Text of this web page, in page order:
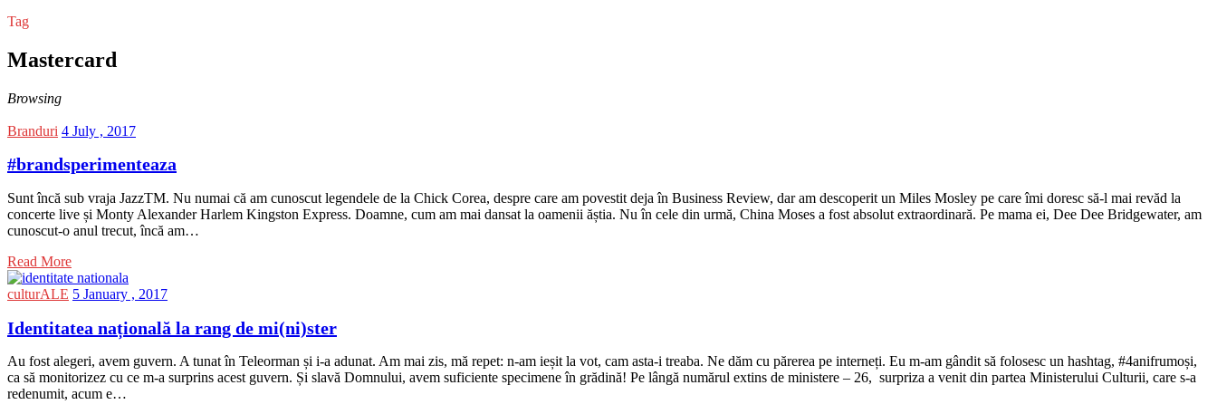
Tag
Mastercard
Browsing
Branduri 4 July , 2017
#brandsperimenteaza
Sunt încă sub vraja JazzTM. Nu numai că am cunoscut legendele de la Chick Corea, despre care am povestit deja în Business Review, dar am descoperit un Miles Mosley pe care îmi doresc să-l mai revăd la
concerte live și Monty Alexander Harlem Kingston Express. Doamne, cum am mai dansat la oamenii ăștia. Nu în cele din urmă, China Moses a fost absolut extraordinară. Pe mama ei, Dee Dee Bridgewater, am
cunoscut-o anul trecut, încă am…
Read More
culturALE 5 January , 2017
Identitatea națională la rang de mi(ni)ster
Au fost alegeri, avem guvern. A tunat în Teleorman și i-a adunat. Am mai zis, mă repet: n-am ieșit la vot, cam asta-i treaba. Ne dăm cu părerea pe interneți. Eu m-am gândit să folosesc un hashtag, #4anifrumoși,
ca să monitorizez cu ce m-a surprins acest guvern. Și slavă Domnului, avem suficiente specimene în grădină! Pe lângă numărul extins de ministere – 26, surpriza a venit din partea Ministerului Culturii, care s-a
redenumit, acum e…